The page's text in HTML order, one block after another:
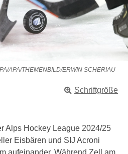
APA/THEMENBILD/ERWIN SCHERIAU
Schriftgröße
Alps Hockey League 2024/25
Eisbären und SIJ Acroni
aufeinander. Während Zell am